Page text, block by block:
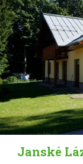
Janské